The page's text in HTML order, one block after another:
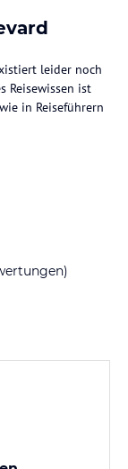
leider noch
Reisewissen ist
in Reiseführern